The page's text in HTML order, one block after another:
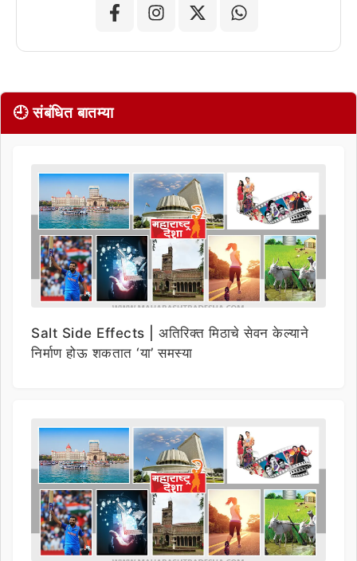
🕘 संबंधित बातम्या
Salt Side Effects | अतिरिक्त मिठाचे सेवन केल्याने
निर्माण होऊ शकतात ‘या’ समस्या